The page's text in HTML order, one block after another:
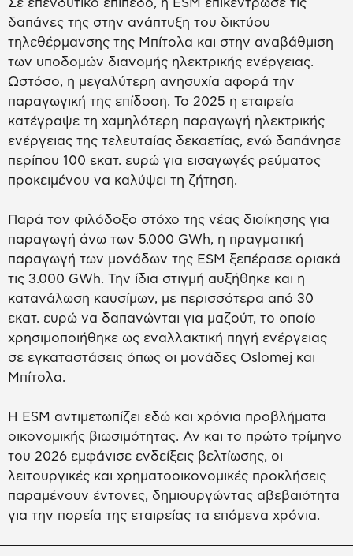
Σε επενδυτικό επίπεδο, η ESM επικέντρωσε τις
δαπάνες της στην ανάπτυξη του δικτύου
τηλεθέρμανσης της Μπίτολα και στην αναβάθμιση
των υποδομών διανομής ηλεκτρικής ενέργειας.
Ωστόσο, η μεγαλύτερη ανησυχία αφορά την
παραγωγική της επίδοση. Το 2025 η εταιρεία
κατέγραψε τη χαμηλότερη παραγωγή ηλεκτρικής
ενέργειας της τελευταίας δεκαετίας, ενώ δαπάνησε
περίπου 100 εκατ. ευρώ για εισαγωγές ρεύματος
προκειμένου να καλύψει τη ζήτηση.
Παρά τον φιλόδοξο στόχο της νέας διοίκησης για
παραγωγή άνω των 5.000 GWh, η πραγματική
παραγωγή των μονάδων της ESM ξεπέρασε οριακά
τις 3.000 GWh. Την ίδια στιγμή αυξήθηκε και η
κατανάλωση καυσίμων, με περισσότερα από 30
εκατ. ευρώ να δαπανώνται για μαζούτ, το οποίο
χρησιμοποιήθηκε ως εναλλακτική πηγή ενέργειας
σε εγκαταστάσεις όπως οι μονάδες Oslomej και
Μπίτολα.
Η ESM αντιμετωπίζει εδώ και χρόνια προβλήματα
οικονομικής βιωσιμότητας. Αν και το πρώτο τρίμηνο
του 2026 εμφάνισε ενδείξεις βελτίωσης, οι
λειτουργικές και χρηματοοικονομικές προκλήσεις
παραμένουν έντονες, δημιουργώντας αβεβαιότητα
για την πορεία της εταιρείας τα επόμενα χρόνια.